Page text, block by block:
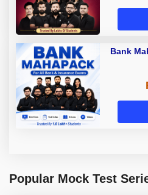
Bank
Popular Mock Test